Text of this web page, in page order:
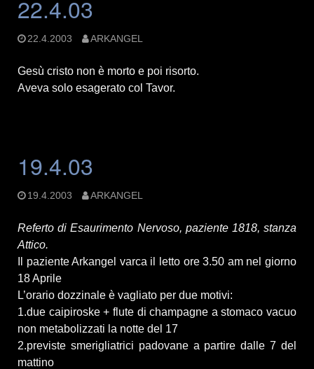
22.4.03
22.4.2003 ARKANGEL
Gesù cristo non è morto e poi risorto.
Aveva solo esagerato col Tavor.
19.4.03
19.4.2003 ARKANGEL
Referto di Esaurimento Nervoso, paziente 1818, stanza
Attico.
Il paziente Arkangel varca il letto ore 3.50 am nel giorno
18 Aprile
L’orario dozzinale è vagliato per due motivi:
1.due caipiroske + flute di champagne a stomaco vacuo
non metabolizzati la notte del 17
2.previste smerigliatrici padovane a partire dalle 7 del
mattino